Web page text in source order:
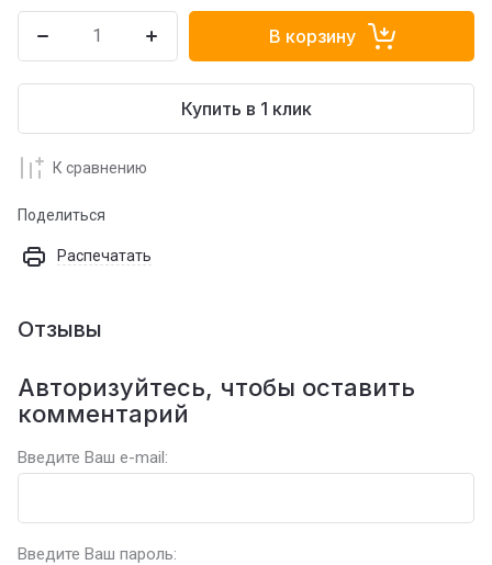
В корзину
Купить в 1 клик
К сравнению
Поделиться
Распечатать
Отзывы
Авторизуйтесь, чтобы оставить
комментарий
Введите Ваш e-mail:
Введите Ваш пароль: